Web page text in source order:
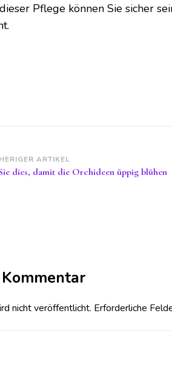
Pflege können Sie sicher
ARTIKEL
dies, damit die Orchideen üppig blühen
nicht veröffentlicht. Erforderliche